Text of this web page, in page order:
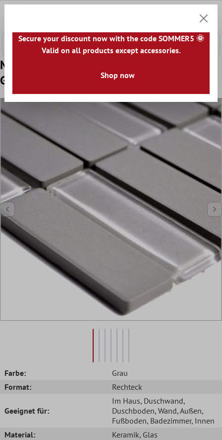
Muster von Mosaikfliesen Unglasiert
Garden Grau Stäbchen
Farbe:
Grau
Format:
Rechteck
Geeignet für:
Im Haus, Duschwand,
Duschboden, Wand, Außen,
Fußboden, Badezimmer, Innen
Material:
Keramik, Glas
Secure your discount now with the code SOMMER5 🌞
Valid on all products except accessories.
Shop now